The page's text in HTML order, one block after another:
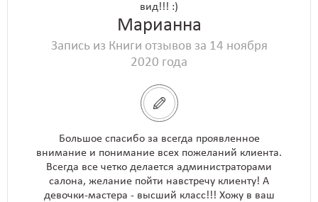
вид!!! :)
Марианна
Запись из Книги отзывов за 14 ноября
2020 года
Большое спасибо за всегда проявленное
внимание и понимание всех пожеланий клиента.
Всегда все четко делается администраторами
салона, желание пойти навстречу клиенту! А
девочки-мастера - высший класс!!! Хожу в ваш